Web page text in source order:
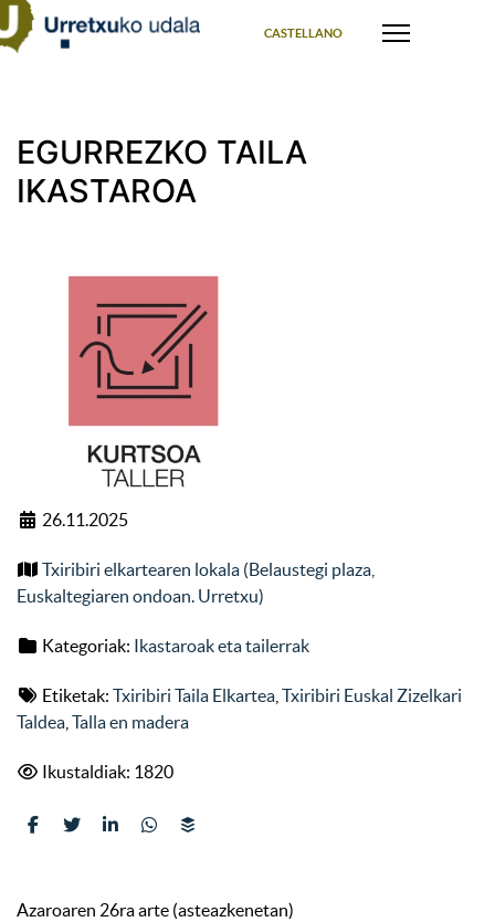
CASTELLANO
EGURREZKO TAILA
IKASTAROA
26.11.2025
Txiribiri elkartearen lokala (Belaustegi plaza,
Euskaltegiaren ondoan. Urretxu)
Kategoriak: Ikastaroak eta tailerrak
Etiketak: Txiribiri Taila Elkartea Txiribiri Euskal Zizelkari
Taldea Talla en madera
Ikustaldiak: 1820
Azaroaren 26ra arte (asteazkenetan)